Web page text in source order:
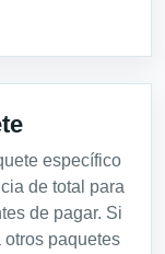
específico
de total para
de pagar. Si
paquetes